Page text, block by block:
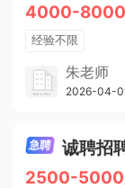
4000-
经验不限
学历不限
1人
朱老师
博学启智教
2026-04-
诚聘招
2500-5000